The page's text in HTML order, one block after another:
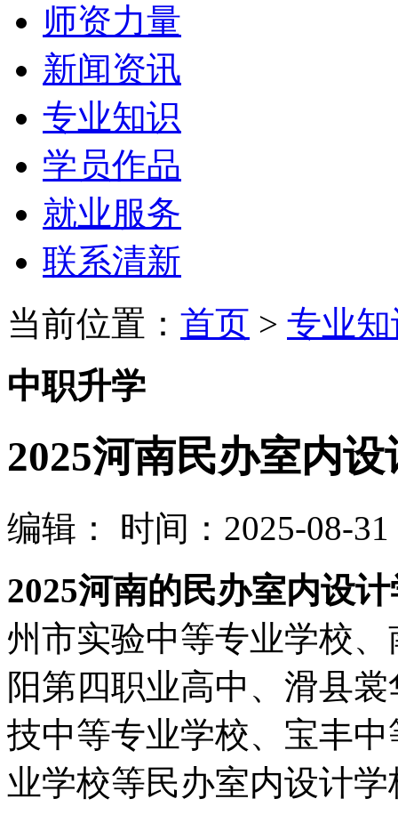
师资力量
新闻资讯
专业知识
学员作品
就业服务
联系清新
当前位置： 首页 > 专业
中职升学
2025河南民办室内
编辑：
时间：2025-08-31
2025河南的民办室内设
州市实验中等专业学校
阳第四职业高中、滑县
技中等专业学校、宝丰
业学校等民办室内设计学